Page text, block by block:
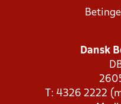
Dansk
T: 4326 2222